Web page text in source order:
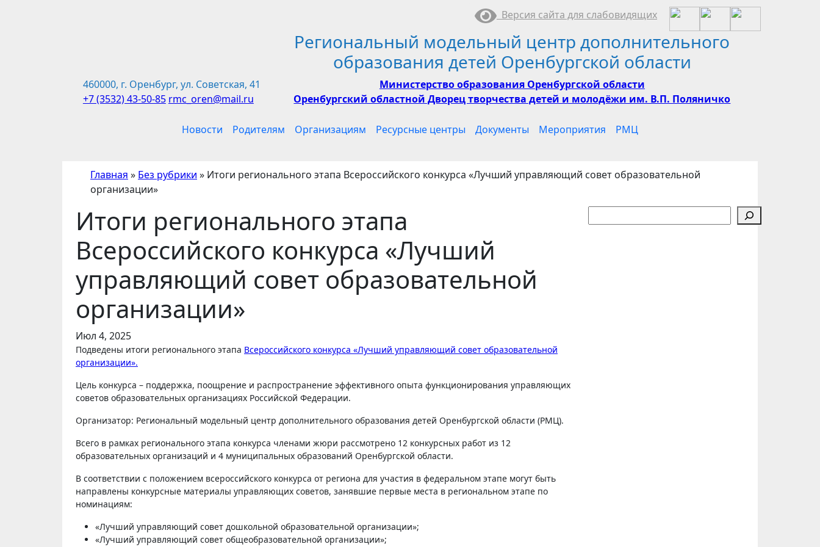
Версия сайта для слабовидящих
Региональный модельный центр дополнительного
образования детей Оренбургской области
460000, г. Оренбург, ул. Советская, 41
+7 (3532) 43-50-85 rmc_oren@mail.ru
Министерство образования Оренбургской области
Оренбургский областной Дворец творчества детей и молодёжи им. В.П. Поляничко
Новости Родителям Организациям Ресурсные центры Документы Мероприятия РМЦ
Главная » Без рубрики » Итоги регионального этапа Всероссийского конкурса «Лучший управляющий совет образовательной
организации»
Итоги регионального этапа
Всероссийского конкурса «Лучший
управляющий совет образовательной
организации»
Июл 4, 2025
Подведены итоги регионального этапа Всероссийского конкурса «Лучший управляющий совет образовательной
организации».
Цель конкурса – поддержка, поощрение и распространение эффективного опыта функционирования управляющих
советов образовательных организациях Российской Федерации.
Организатор: Региональный модельный центр дополнительного образования детей Оренбургской области (РМЦ).
Всего в рамках регионального этапа конкурса членами жюри рассмотрено 12 конкурсных работ из 12
образовательных организаций и 4 муниципальных образований Оренбургской области.
В соответствии с положением всероссийского конкурса от региона для участия в федеральном этапе могут быть
направлены конкурсные материалы управляющих советов, занявшие первые места в региональном этапе по
номинациям:
«Лучший управляющий совет дошкольной образовательной организации»;
«Лучший управляющий совет общеобразовательной организации»;